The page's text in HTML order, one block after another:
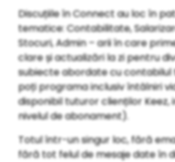
Discuțiile în Connect au loc în
tematice: Contabilitate,
Stocuri, Admin – arii în care p
clare și actualizări la zi pentru
subiecte abordate cu contabilul
poți programa inclusiv întâlniri
disponibil tuturor clienților Keez,
nivelul de abonament).
Totul într-un singur loc, fără
fără tot felul de mesaje date în